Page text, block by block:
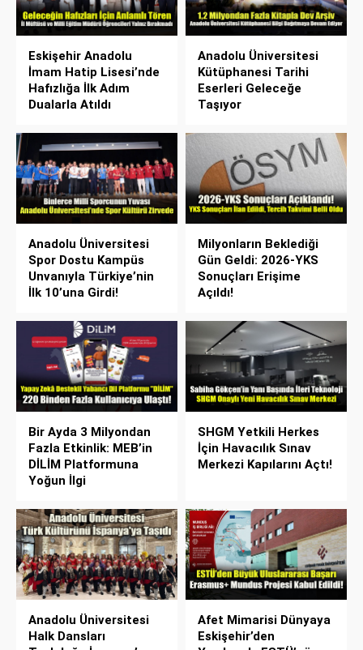
Eskişehir Anadolu
İmam Hatip Lisesi’nde
Hafızlığa İlk Adım
Dualarla Atıldı
Anadolu Üniversitesi
Kütüphanesi Tarihi
Eserleri Geleceğe
Taşıyor
Anadolu Üniversitesi
Spor Dostu Kampüs
Unvanıyla Türkiye’nin
İlk 10’una Girdi!
Milyonların Beklediği
Gün Geldi: 2026-YKS
Sonuçları Erişime
Açıldı!
Bir Ayda 3 Milyondan
Fazla Etkinlik: MEB’in
DİLİM Platformuna
Yoğun İlgi
SHGM Yetkili Herkes
İçin Havacılık Sınav
Merkezi Kapılarını Açtı!
Anadolu Üniversitesi
Halk Dansları
Afet Mimarisi Dünyaya
Eskişehir’den